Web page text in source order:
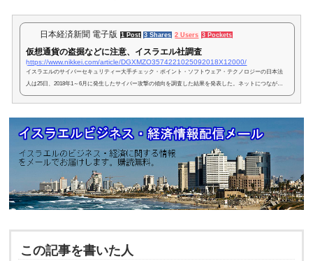
日本経済新聞 電子版 1 Post 3 Shares 2 Users 3 Pockets
仮想通貨の盗掘などに注意、イスラエル社調査
https://www.nikkei.com/article/DGXMZO3574221025092018X12000/
イスラエルのサイバーセキュリティー大手チェック・ポイント・ソフトウェア・テクノロジーの日本法
人は25日、2018年1～6月に発生したサイバー攻撃の傾向を調査した結果を発表した。ネットにつながる
端末の
この記事を書いた人